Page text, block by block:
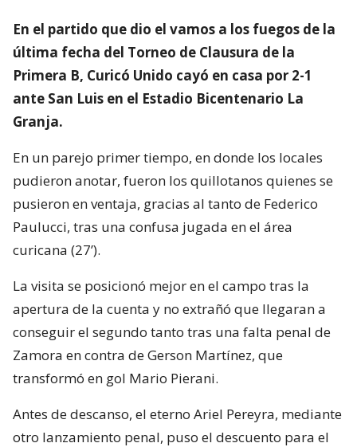
En el partido que dio el vamos a los fuegos de la
última fecha del Torneo de Clausura de la
Primera B, Curicó Unido cayó en casa por 2-1
ante San Luis en el Estadio Bicentenario La
Granja.
En un parejo primer tiempo, en donde los locales
pudieron anotar, fueron los quillotanos quienes se
pusieron en ventaja, gracias al tanto de Federico
Paulucci, tras una confusa jugada en el área
curicana (27’).
La visita se posicionó mejor en el campo tras la
apertura de la cuenta y no extrañó que llegaran a
conseguir el segundo tanto tras una falta penal de
Zamora en contra de Gerson Martínez, que
transformó en gol Mario Pierani.
Antes de descanso, el eterno Ariel Pereyra, mediante
otro lanzamiento penal, puso el descuento para el